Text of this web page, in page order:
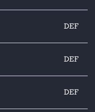
DEF
DEF
DEF